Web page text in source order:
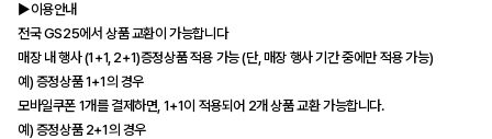
▶이용안내
전국 GS25에서 상품 교환이 가능합니다
매장 내 행사 (1+1, 2+1)증정상품 적용 가능 (단, 매장 행사 기간 중에만 적용 가능)
예) 증정상품 1+1의 경우
모바일쿠폰 1개를 결제하면, 1+1이 적용되어 2개 상품 교환 가능합니다.
예) 증정상품 2+1의 경우